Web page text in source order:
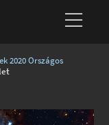
2020 Országos